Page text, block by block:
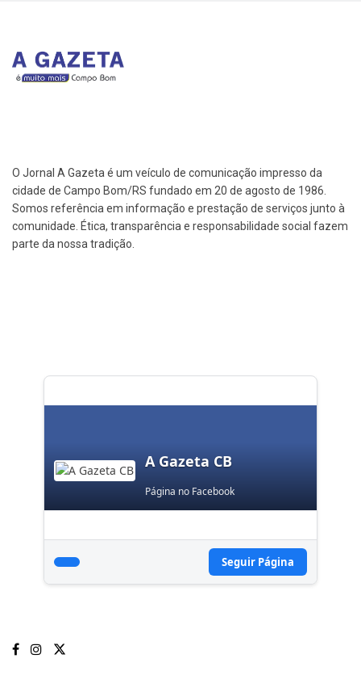
O Jornal A Gazeta é um veículo de comunicação impresso da
cidade de Campo Bom/RS fundado em 20 de agosto de 1986.
Somos referência em informação e prestação de serviços junto à
comunidade. Ética, transparência e responsabilidade social fazem
parte da nossa tradição.
A Gazeta CB
Página no Facebook
Seguir Página